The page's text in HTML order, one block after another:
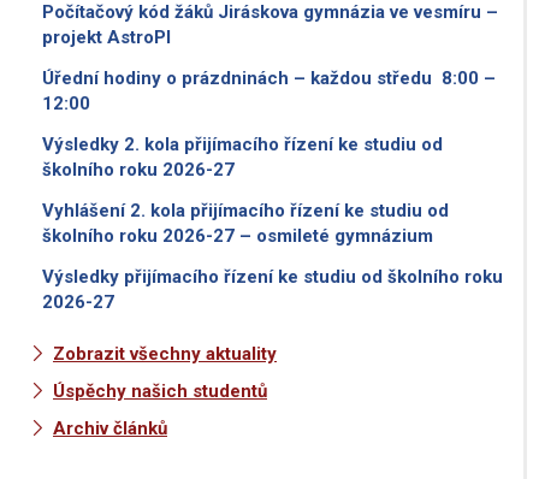
Počítačový kód žáků Jiráskova gymnázia ve vesmíru –
projekt AstroPI
Úřední hodiny o prázdninách – každou středu 8:00 –
12:00
Výsledky 2. kola přijímacího řízení ke studiu od
školního roku 2026-27
Vyhlášení 2. kola přijímacího řízení ke studiu od
školního roku 2026-27 – osmileté gymnázium
Výsledky přijímacího řízení ke studiu od školního roku
2026-27
Zobrazit všechny aktuality
Úspěchy našich studentů
Archiv článků